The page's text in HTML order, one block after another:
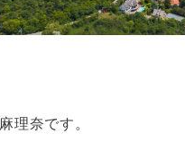
理奈です。